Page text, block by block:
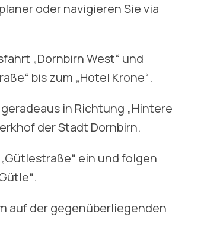
oder navigieren Sie via
„Dornbirn West“ und
bis zum „Hotel Krone“.
in Richtung „Hintere
der Stadt Dornbirn.
ein und folgen
auf der gegenüberliegenden